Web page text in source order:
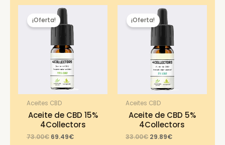
¡Oferta!
Aceites CBD
Aceite de CBD 15%
4Collectors
73.00€ Original
69.49€Current
¡Oferta!
Aceites CBD
Aceite de CBD 5%
4Collectors
33.00€ Original
29.89€Current